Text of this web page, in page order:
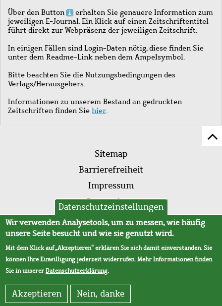
Über den Button
erhalten Sie genauere Information zum
jeweiligen E-Journal. Ein Klick auf einen Zeitschriftentitel
führt direkt zur Webpräsenz der jeweiligen Zeitschrift.
In einigen Fällen sind Login-Daten nötig, diese finden Sie
unter dem Readme-Link neben dem Ampelsymbol.
Bitte beachten Sie die Nutzungsbedingungen des
Verlags/Herausgebers.
Informationen zu unserem Bestand an gedruckten
Zeitschriften finden Sie hier.
Fußleistenmenü
Sitemap
Barrierefreiheit
Impressum
Datenschutz
AVB
Datenschutzeinstellungen
Wir verwenden Analysetools, um zu messen, wie häufig
unsere Seite besucht und wie sie genutzt wird.
Mit dem Klick auf „Akzeptieren“ erklären Sie sich damit einverstanden. Sie
können Ihre Einwilligung jederzeit widerrufen. Mehr Informationen finden
Sie in unsererDatenschutzerklärung.
Akzeptieren Nein, danke